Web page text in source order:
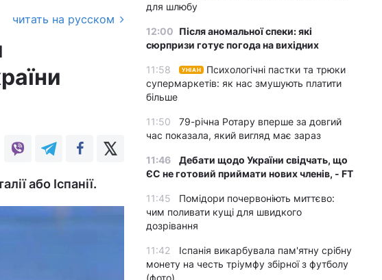
читать на русском
або Іспанії.
для шлюбу
12:00 Після аномальної спеки: які
сюрпризи готує погода на вихідних
11:58 УНІАН
Психологічні пастки та трюки
супермаркетів: як нас змушують платити
більше
11:50
79-річна Ротару вперше за довгий
час показала, який вигляд має зараз
11:46
Дебати щодо України свідчать, що
ЄС не готовий приймати нових членів, - FT
11:45
Помідори почервоніють миттєво:
чим поливати кущі для швидкого
дозрівання
11:42
Іспанія викарбувала пам'ятну срібну
монету на честь тріумфу збірної з футболу
(фото)